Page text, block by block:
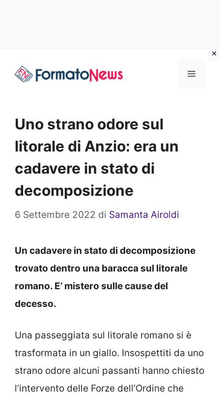
Menu
Uno strano odore sul
litorale di Anzio: era un
cadavere in stato di
decomposizione
6 Settembre 2022 di Samanta Airoldi
Un cadavere in stato di decomposizione
trovato dentro una baracca sul litorale
romano. E’ mistero sulle cause del
decesso.
Una passeggiata sul litorale romano si è
trasformata in un giallo. Insospettiti da uno
strano odore alcuni passanti hanno chiesto
l’intervento delle Forze dell’Ordine che